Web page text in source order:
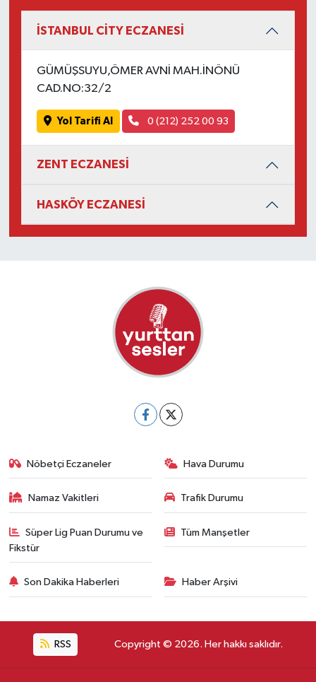
İSTANBUL CİTY ECZANESİ
GÜMÜŞSUYU,ÖMER AVNİ MAH.İNÖNÜ
CAD.NO:32/2
Yol Tarifi Al 0 (212) 252 00 93
ZENT ECZANESİ
HASKÖY ECZANESİ
Nöbetçi Eczaneler Hava Durumu
Namaz Vakitleri Trafik Durumu
Süper Lig Puan Durumu ve
Fikstür
Tüm Manşetler
Son Dakika Haberleri Haber Arşivi
RSS Copyright © 2026. Her hakkı saklıdır.